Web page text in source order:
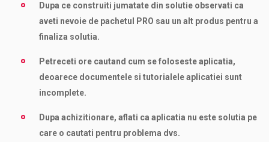
Dupa ce construiti jumatate din solutie observati ca
aveti nevoie de pachetul PRO sau un alt produs pentru a
finaliza solutia.
Petreceti ore cautand cum se foloseste aplicatia,
deoarece documentele si tutorialele aplicatiei sunt
incomplete.
Dupa achizitionare, aflati ca aplicatia nu este solutia pe
care o cautati pentru problema dvs.